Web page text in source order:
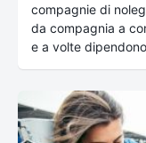
compagnie di
da compagnia a
e a volte